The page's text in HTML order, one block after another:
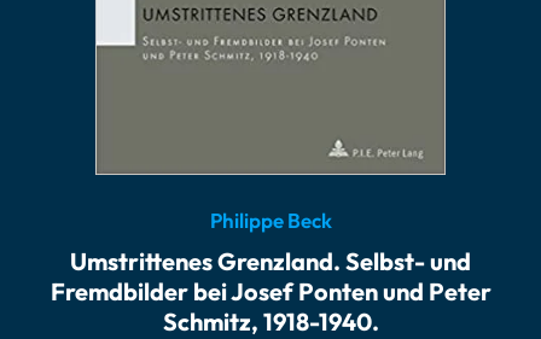
Philippe Beck
Umstrittenes Grenzland. Selbst- und
Fremdbilder bei Josef Ponten und Peter
Schmitz, 1918-1940.